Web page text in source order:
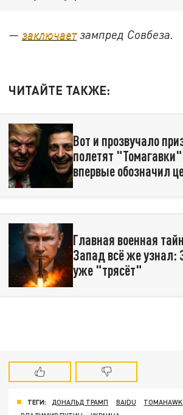
—заключаетзампред Совбеза.
ЧИТАЙТЕ ТАКЖЕ:
Вот и прозвучало
полетят
впервые обозначил
Главная военная
Запад всё же узнал:
уже "трясёт"
ТЕГИ: ДОНАЛЬД ТРАМП BAIDU TOMAHAWK